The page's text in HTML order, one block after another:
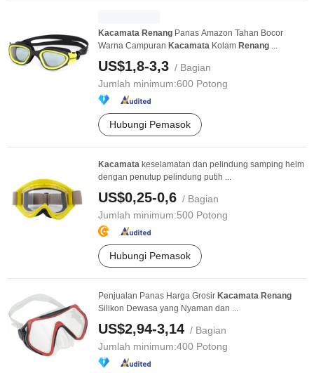
Kacamata Renang Panas Amazon Tahan Bocor
Warna Campuran Kacamata Kolam Renang ...
US$1,8-3,3 / Bagian
Jumlah minimum:600 Potong
Hubungi Pemasok
Kacamata keselamatan dan pelindung samping helm
dengan penutup pelindung putih ...
US$0,25-0,6 / Bagian
Jumlah minimum:500 Potong
Hubungi Pemasok
Penjualan Panas Harga Grosir Kacamata Renang
Silikon Dewasa yang Nyaman dan ...
US$2,94-3,14 / Bagian
Jumlah minimum:400 Potong